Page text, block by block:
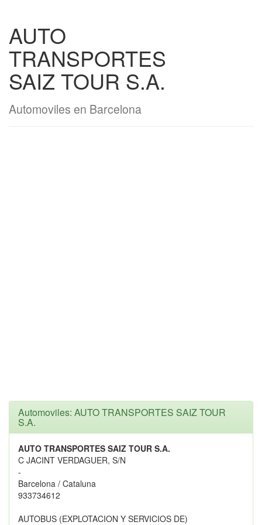
AUTO
TRANSPORTES
SAIZ TOUR S.A.
Automoviles en Barcelona
Automoviles: AUTO TRANSPORTES SAIZ TOUR
S.A.
AUTO TRANSPORTES SAIZ TOUR S.A.
C JACINT VERDAGUER, S/N
-
Barcelona / Cataluna
933734612
AUTOBUS (EXPLOTACION Y SERVICIOS DE)